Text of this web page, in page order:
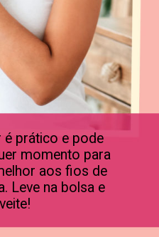
é prático e pode
momento para
aos fios de
Leve na bolsa e